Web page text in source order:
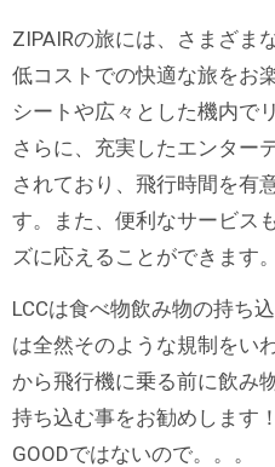
ZIPAIRの旅には、さまざま
低コストでの快適な旅をお
シートや広々とした機内で
さらに、充実したエンター
されており、飛行時間を有
す。また、便利なサービス
ズに応えることができます。
LCCは食べ物飲み物の持ち
は全然そのような規制をい
から飛行機に乗る前に飲み
持ち込む事をお勧めします
GOODではないので。。。